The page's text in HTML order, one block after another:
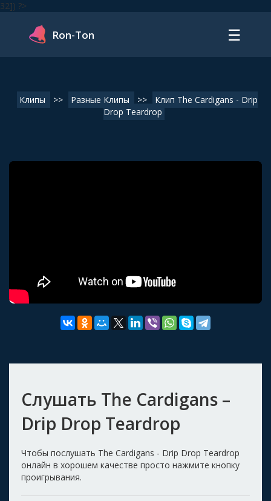
32]) ?>
Ron-Ton ☰
Клипы >> Разные Клипы >>
Клип The Cardigans - Drip
Drop Teardrop
Слушать The Cardigans –
Drip Drop Teardrop
Чтобы послушать The Cardigans - Drip Drop Teardrop
онлайн в хорошем качестве просто нажмите кнопку
проигрывания.